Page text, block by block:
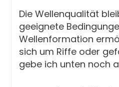
Die Wellenqualität
geeignete
Wellenformation
sich um Riffe oder
gebe ich unten noch